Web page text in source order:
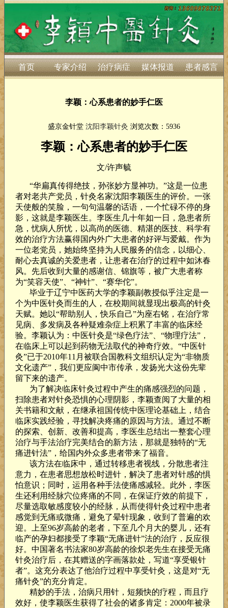
首页 专家介绍 治疗病症 媒体报道 患者感言
李颖：心系患者的妙手仁医
盛京金针堂 沈阳李颖针灸 浏览次数：5936
李颖：心系患者的妙手仁医
文/许声毓
“华扁真传得绝技，孙张妙方显神功。”这是一位患
者对老共产党员，针灸名家沈阳李颖医生的评价。一张
天使般的笑脸，一句句温馨的话语，一个忙碌不停的身
影，这就是李颖医生。李医生几十年如一日，急患者所
急，忧病人所忧，以高尚的医德、精湛的医技、科学有
效的治疗方法赢得国内外广大患者的好评与爱戴。作为
一位老党员，她始终坚持为人民服务的信念，以细心、
耐心去真诚的关爱患者，让患者在治疗的过程中如沐春
风。先后收到大量的感谢信、锦旗等，被广大患者称
为“笑容天使”、“神针”、“赛华佗”。
毕业于辽宁中医药大学的李颖副教授似乎注定是一
个为中医针灸而生的人，在校期间就显现出极高的针灸
天赋。她以“帮助别人，快乐自己”为座右铭，在治疗常
见病、多发病及各种疑难杂症上积累了丰富的临床经
验。李颖认为：中医针灸是“绿色疗法”、“物理疗法”，
在临床上可以起到药物无法取代的神奇疗效。“中医针
灸”已于2010年11 月被联合国教科文组织认定为“非物质
文化遗产”，我们更应阆中市传承，发扬光大这份先辈
留下来的遗产。
为了解决临床针灸过程中产生的痛感强烈的问题，
扫除患者对针灸恐惧的心理阴影，李颖查阅了大量的相
关书籍和文献，在继承祖国传统中医理论基础上，结合
临床实践经验，寻找解决疼痛的原因与方法。通过不断
的探索、创新、改善和提高，李医生总结出一整套心理
治疗与手法治疗完美结合的新方法，那就是独特的“无
痛进针法”，给国内外众多患者带来了福音。
该方法在临床中，通过转移患者视线，分散患者注
意力，在患者思想放松时进针，解决了患者对针感的惧
怕意识；同时，运用各种手法使痛感减轻。此外，李医
生还利用经脉穴位疼痛的不同，在保证疗效的前提下，
尽量选取敏感度较小的经脉，从而使得针灸过程中患者
感觉到无痛或微痛，避免了晕针现象，收到了普遍的欢
迎。上至96岁高龄的老者，下至几个月大的婴儿，还有
临产的孕妇都接受了李颖“无痛进针”法的治疗，反应很
好。中国著名书法家80岁高龄的徐炽老先生在接受无痛
针灸治疗后，在其赠送的字画落款处，写道“享受银针
者”。这充分表达了他治疗过程中享受针灸，这是对“无
痛针灸”的充分肯定。
精妙的手法，治病只用针，短频快的疗程，而且疗
效好，使李颖医生获得了社会的诸多肯定： 2000年被录